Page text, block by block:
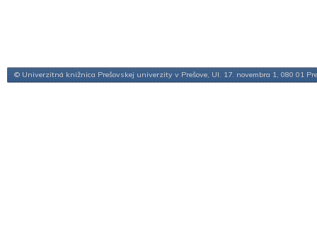
© Univerzitná knižnica Prešovskej univerzity v Prešove, Ul. 17. novembra 1, 080 01